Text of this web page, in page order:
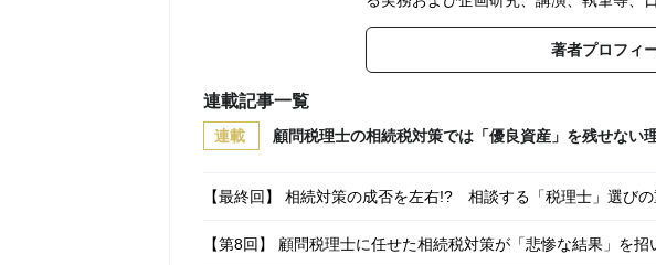
著者プロフィ
連載記事一覧
連載 顧問税理士の相続税対策では「優良資産」を残せない
【最終回】 相続対策の成否を左右!? 相談する「税理士」選び
【第8回】 顧問税理士に任せた相続税対策が「悲惨な結果」を招